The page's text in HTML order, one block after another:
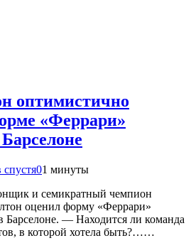
оптимистично
«Феррари»
спустя01 минуты
и семикратный чемпион
оценил форму «Феррари»
Барселоне. — Находится ли команда
в которой хотела быть?……